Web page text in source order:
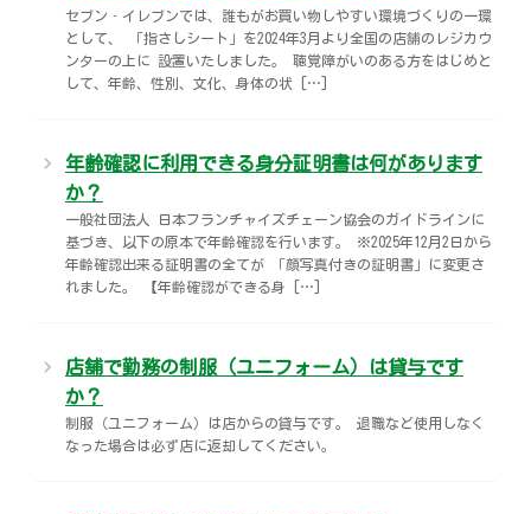
セブン‐イレブンでは、誰もがお買い物しやすい環境づくりの一環
として、 「指さしシート」を2024年3月より全国の店舗のレジカウ
ンターの上に 設置いたしました。 聴覚障がいのある方をはじめと
して、年齢、性別、文化、身体の状 […]
年齢確認に利用できる身分証明書は何があります
か？
一般社団法人 日本フランチャイズチェーン協会のガイドラインに
基づき、以下の原本で年齢確認を行います。 ※2025年12月2日から
年齢確認出来る証明書の全てが 「顔写真付きの証明書」に変更さ
れました。 【年齢確認ができる身 […]
店舗で勤務の制服（ユニフォーム）は貸与です
か？
制服（ユニフォーム）は店からの貸与です。 退職など使用しなく
なった場合は必ず店に返却してください。